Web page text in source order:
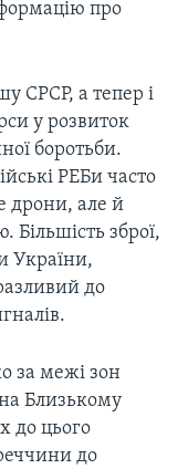
про
СРСР, а тепер і
у розвиток
боротьби.
РЕБи часто
дрони, але й
Більшість зброї,
України,
до
за межі зон
Близькому
до цього
до